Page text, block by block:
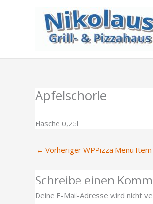
Apfelschorle
Flasche 0,25l
← Vorheriger WPPizza Menu Item
Schreibe einen
Deine E-Mail-Adresse wird nicht